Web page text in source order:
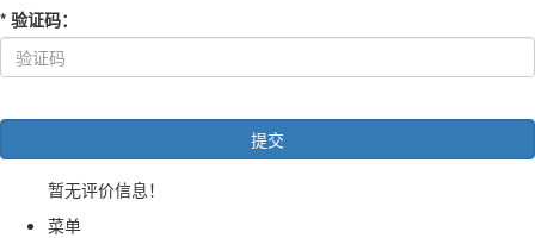
* 验证码：
暂无评价信息！
菜单